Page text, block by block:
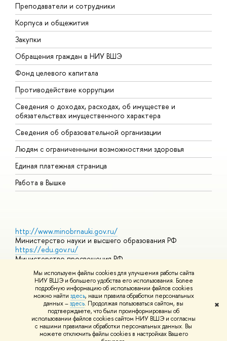
Мы используем файлы cookies для улучшения работы сайта
НИУ ВШЭ и большего удобства его использования. Более
подробную информацию об использовании файлов cookies
можно найти здесь, наши правила обработки персональных
данных –здесь. Продолжая пользоваться сайтом, вы
подтверждаете, что были проинформированы об
использовании файлов cookies сайтом НИУ ВШЭ и согласны
с нашими правилами обработки персональных данных. Вы
можете отключить файлы cookies в настройках Вашего
✖
Преподаватели и сотрудники
Корпуса и общежития
Закупки
Обращения граждан в НИУ ВШЭ
Фонд целевого капитала
Противодействие коррупции
Сведения о доходах, расходах, об имуществе и
обязательствах имущественного характера
Сведения об образовательной организации
Людям с ограниченными возможностями здоровья
Единая платежная страница
Работа в Вышке
http://www.minobrnauki.gov.ru/
Министерство науки и высшего образования РФ
https://edu.gov.ru/
Министерство просвещения РФ
Массовые открытые онлайн-курсы
© НИУ ВШЭ 1993–2026 Адреса и контактыУсловия
использования материалов Политика конфиденциальности
Шрифты HSE Sans и HSE Slab разработаны вШколе дизайна НИУ